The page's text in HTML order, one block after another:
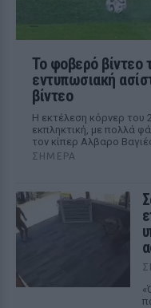
Το φοβερό βίντεο
εντυπωσιακή
βίντεο
Η εκτέλεση κόρνερ του
εκπληκτική, με πολλά
τον κίπερ Αλβαρο
ΣΉΜΕΡΑ